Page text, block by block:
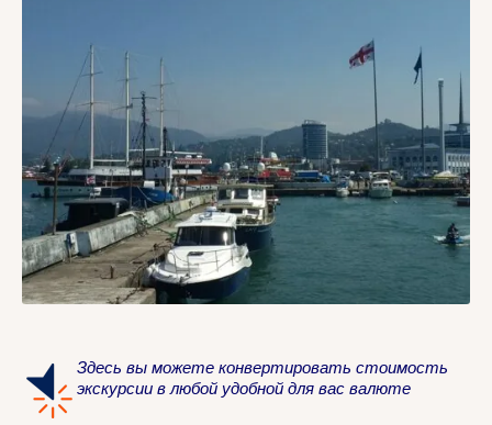
Здесь вы можете конвертировать стоимость
экскурсии в любой удобной для вас валюте